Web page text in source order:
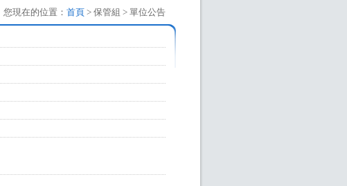
您現在的位置： 首頁 > 保管組 > 單位公告